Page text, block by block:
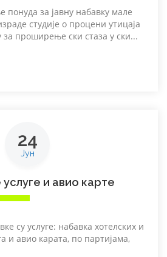
за јавну набавку мале
студије о процени утицаја
проширење ски стаза у ски...
24
Јун
и авио карте
су услуге: набавка хотелских и
и авио карата, по партијама,